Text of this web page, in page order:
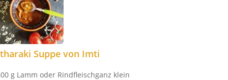
Suppe von Imti
g Lamm oder Rindfleischganz klein